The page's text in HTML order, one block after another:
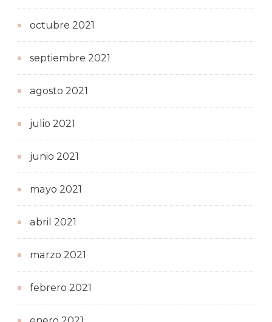
octubre 2021
septiembre 2021
agosto 2021
julio 2021
junio 2021
mayo 2021
abril 2021
marzo 2021
febrero 2021